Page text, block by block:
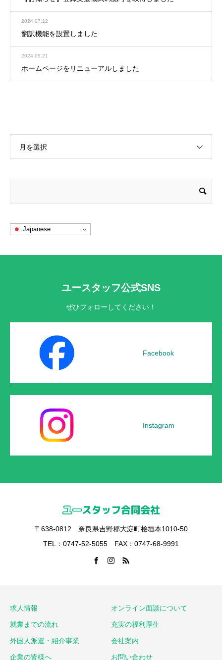
2024.07.12
翻訳機能を設置しました
2024.05.21
ホームページをリニューアルしました
月を選択
Japanese
ユースタッフ公式SNS
ぜひフォローしてください！
Facebook
Instagram
〒638-0812 奈良県吉野郡大淀町桧垣本1010-50
TEL：0747-52-5055 FAX：0747-68-9991
求人情報 オンライン面談について
就業までの流れ 充実の福利厚生
外国人派遣・紹介事業 会社案内
企業の皆様へ お問い合わせ